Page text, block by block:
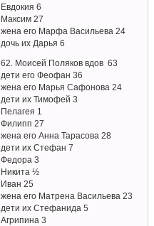
Евдокия 6
Максим 27
жена его Марфа Васильева 24
дочь их Дарья 6
62. Моисей Поляков вдов 63
дети его Феофан 36
жена его Марья Сафонова 24
дети их Тимофей 3
Пелагея 1
Филипп 27
жена его Анна Тарасова 28
дети их Стефан 7
Федора 3
Никита ½
Иван 25
жена его Матрена Васильева 23
дети их Стефанида 5
Агрипина 3